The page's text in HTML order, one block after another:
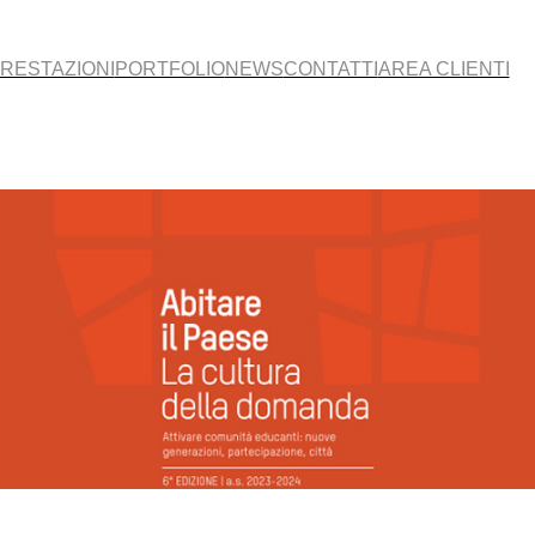
PORTFOLIONEWSCONTATTI AREA CLIENTI